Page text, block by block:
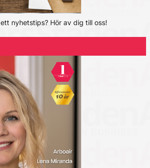
nyhetstips? Hör av dig till oss!